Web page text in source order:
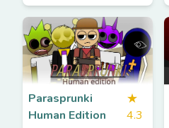
Parasprunki
Human Edition
★
4.3